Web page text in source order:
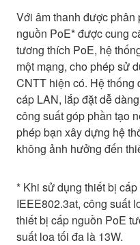
Với âm thanh được
nguồn PoE* được cung
tương thích PoE, hệ
một mạng, cho phép sử
CNTT hiện có. Hệ thống
cáp LAN, lắp đặt dễ
công suất góp phần tạo
phép bạn xây dựng hệ
không ảnh hưởng đến
* Khi sử dụng thiết bị
IEEE802.3at, công suất
thiết bị cấp nguồn PoE
suất loa tối đa là 13W.